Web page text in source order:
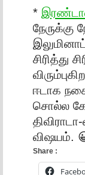
*
நேருக்கு
சிரித்து
ஈடாக
சொல்ல
விஷயம்.
Share :